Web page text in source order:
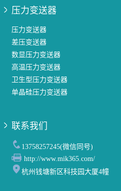
压力变送器
压力变送器
差压变送器
数显压力变送器
高温压力变送器
卫生型压力变送器
单晶硅压力变送器
联系我们
13758257245(微信同号)
http://www.mik365.com/
杭州钱塘新区科技园大厦4幢